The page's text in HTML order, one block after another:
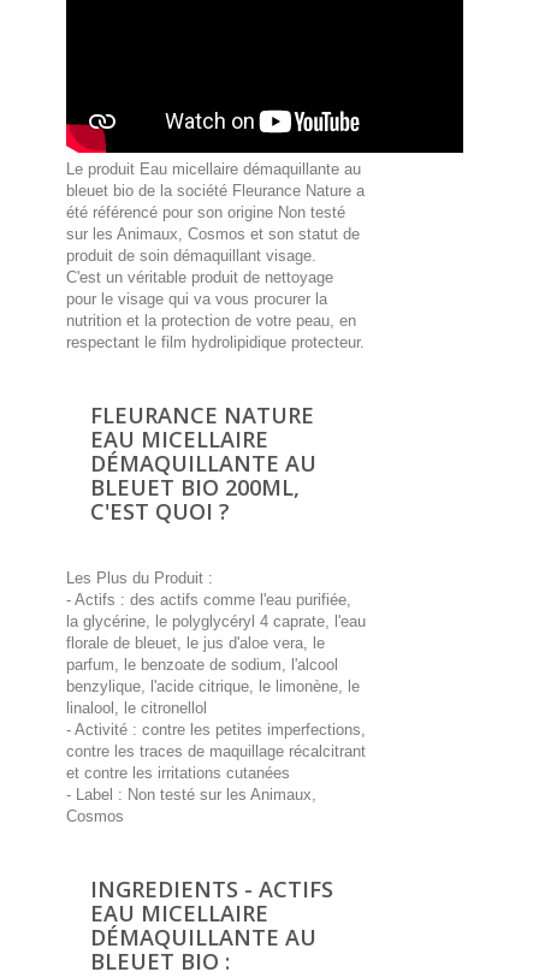
Le produit Eau micellaire démaquillante au
bleuet bio de la société Fleurance Nature a
été référencé pour son origine Non testé
sur les Animaux, Cosmos et son statut de
produit de soin démaquillant visage.
C'est un véritable produit de nettoyage
pour le visage qui va vous procurer la
nutrition et la protection de votre peau, en
respectant le film hydrolipidique protecteur.
FLEURANCE NATURE
EAU MICELLAIRE
DÉMAQUILLANTE AU
BLEUET BIO 200ML,
C'EST QUOI ?
Les Plus du Produit :
- Actifs : des actifs comme l'eau purifiée,
la glycérine, le polyglycéryl 4 caprate, l'eau
florale de bleuet, le jus d'aloe vera, le
parfum, le benzoate de sodium, l'alcool
benzylique, l'acide citrique, le limonène, le
linalool, le citronellol
- Activité : contre les petites imperfections,
contre les traces de maquillage récalcitrant
et contre les irritations cutanées
- Label : Non testé sur les Animaux,
Cosmos
INGREDIENTS - ACTIFS
EAU MICELLAIRE
DÉMAQUILLANTE AU
BLEUET BIO :